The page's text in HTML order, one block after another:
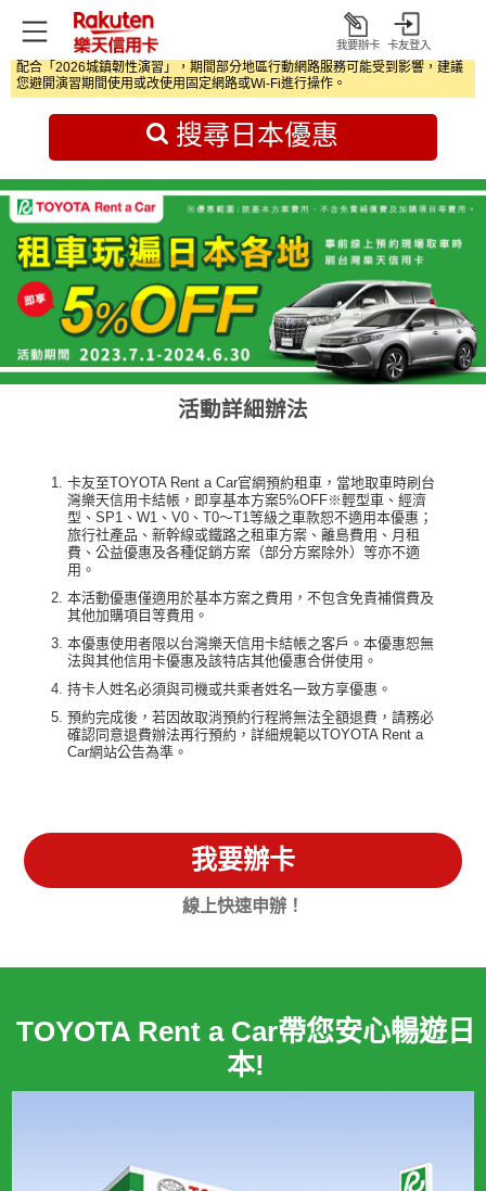
打
開
我要辦卡 卡友登入
配合「2026城鎮韌性演習」，期間部分地區行動網路服務可能受到影響，建議
您避開演習期間使用或改使用固定網路或Wi‑Fi進行操作。
首頁 日本旅遊優惠
搜尋日本優惠
活動詳細辦法
卡友至TOYOTA Rent a Car官網預約租車，當地取車時刷台
灣樂天信用卡結帳，即享基本方案5%OFF※輕型車、經濟
型、SP1、W1、V0、T0～T1等級之車款恕不適用本優惠；
旅行社產品、新幹線或鐵路之租車方案、離島費用、月租
費、公益優惠及各種促銷方案（部分方案除外）等亦不適
用。
本活動優惠僅適用於基本方案之費用，不包含免責補償費及
其他加購項目等費用。
本優惠使用者限以台灣樂天信用卡結帳之客戶。本優惠恕無
法與其他信用卡優惠及該特店其他優惠合併使用。
持卡人姓名必須與司機或共乘者姓名一致方享優惠。
預約完成後，若因故取消預約行程將無法全額退費，請務必
確認同意退費辦法再行預約，詳細規範以TOYOTA Rent a
Car網站公告為準。
我要辦卡
線上快速申辦！
TOYOTA Rent a Car帶您安心暢遊日
本!